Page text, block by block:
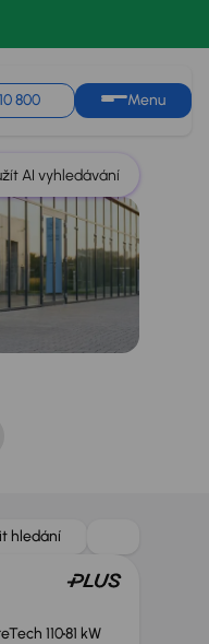
800 Menu
AI vyhledávání
hledání
11081 kW